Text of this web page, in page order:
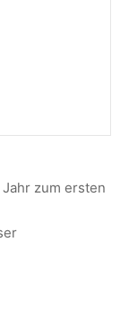
zum ersten